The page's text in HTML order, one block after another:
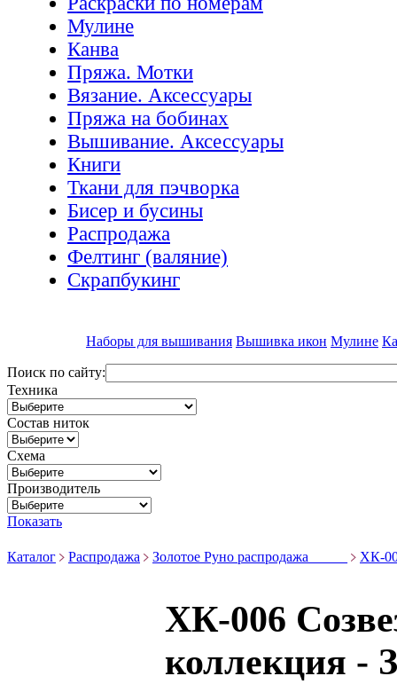
Мулине
Канва
Пряжа. Мотки
Вязание. Аксессуары
Пряжа на бобинах
Вышивание. Аксессуары
Книги
Ткани для пэчворка
Бисер и бусины
Распродажа
Фелтинг (валяние)
Скрапбукинг
Наборы для вышивания Вышивка икон Мулине
Поиск по сайту:
Техника
Состав ниток
Схема
Производитель
Показать
Каталог Распродажа Золотое Руно распродажа _____ ХК-
ХК-006
коллекция -